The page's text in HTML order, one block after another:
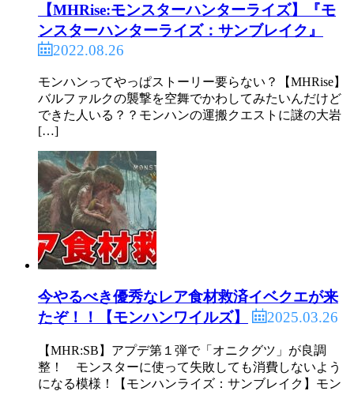
【MHRise:モンスターハンターライズ】『モ
ンスターハンターライズ：サンブレイク』
2022.08.26
モンハンってやっぱストーリー要らない？【MHRise】
バルファルクの襲撃を空舞でかわしてみたいんだけど
できた人いる？？モンハンの運搬クエストに謎の大岩
[…]
今やるべき優秀なレア食材救済イベクエが来
たぞ！！【モンハンワイルズ】
2025.03.26
【MHR:SB】アプデ第１弾で「オニクグツ」が良調
整！ モンスターに使って失敗しても消費しないよう
になる模様！【モンハンライズ：サンブレイク】モン